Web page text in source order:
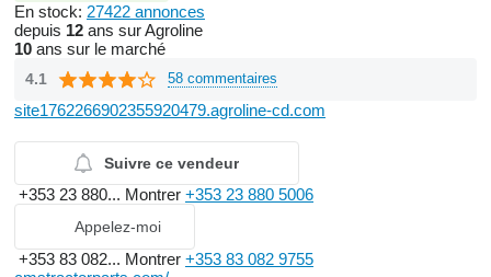
En stock: 27422 annonces
depuis 12 ans sur Agroline
10 ans sur le marché
4.1 58 commentaires
site1762266902355920479.agroline-cd.com
Suivre ce vendeur
+353 23 880... Montrer +353 23 880 5006
Appelez-moi
+353 83 082... Montrer +353 83 082 9755